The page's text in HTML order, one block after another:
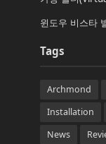
윈도우 비스타
Tags
Archmond
Installation
News